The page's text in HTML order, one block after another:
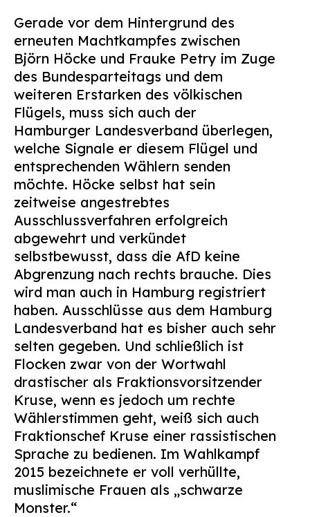
Gerade vor dem Hintergrund des
erneuten Machtkampfes zwischen
Björn Höcke und Frauke Petry im Zuge
des Bundesparteitags und dem
weiteren Erstarken des völkischen
Flügels, muss sich auch der
Hamburger Landesverband überlegen,
welche Signale er diesem Flügel und
entsprechenden Wählern senden
möchte. Höcke selbst hat sein
zeitweise angestrebtes
Ausschlussverfahren erfolgreich
abgewehrt und verkündet
selbstbewusst, dass die AfD keine
Abgrenzung nach rechts brauche. Dies
wird man auch in Hamburg registriert
haben. Ausschlüsse aus dem Hamburg
Landesverband hat es bisher auch sehr
selten gegeben. Und schließlich ist
Flocken zwar von der Wortwahl
drastischer als Fraktionsvorsitzender
Kruse, wenn es jedoch um rechte
Wählerstimmen geht, weiß sich auch
Fraktionschef Kruse einer rassistischen
Sprache zu bedienen. Im Wahlkampf
2015 bezeichnete er voll verhüllte,
muslimische Frauen als „schwarze
Monster.“